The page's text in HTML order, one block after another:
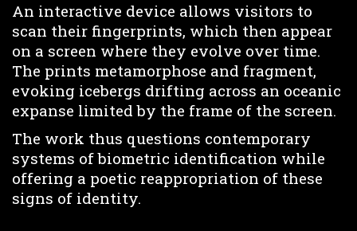
An interactive device allows visitors to
scan their fingerprints, which then appear
on a screen where they evolve over time.
The prints metamorphose and fragment,
evoking icebergs drifting across an oceanic
expanse limited by the frame of the screen.
The work thus questions contemporary
systems of biometric identification while
offering a poetic reappropriation of these
signs of identity.